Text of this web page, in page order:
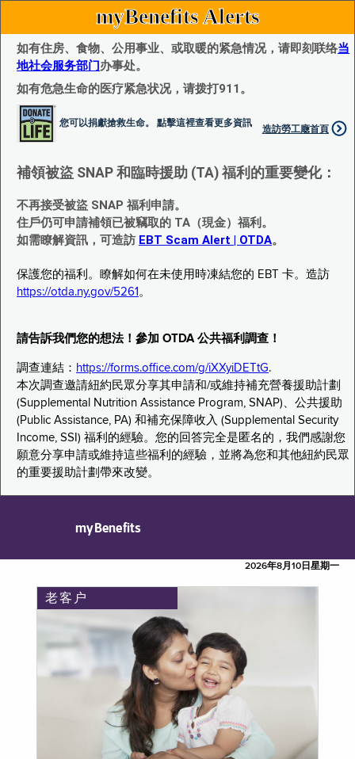
myBenefits Alerts
如有住房、食物、公用事业、或取暖的紧急情况，请即刻联络当
地社会服务部门办事处。
如有危急生命的医疗紧急状况，请拨打911。
您可以捐獻搶救生命。 點擊這裡查看更多資訊
造訪勞工廰首頁
補領被盜 SNAP 和臨時援助 (TA) 福利的重要變化：
不再接受被盜 SNAP 福利申請。
住戶仍可申請補領已被竊取的 TA（現金）福利。
如需瞭解資訊，可造訪 EBT Scam Alert | OTDA。
保護您的福利。瞭解如何在未使用時凍結您的 EBT 卡。造訪
https://otda.ny.gov/5261 。
請告訴我們您的想法！參加 OTDA 公共福利調查！
調查連結： https://forms.office.com/g/iXXyiDETtG.
本次調查邀請紐約民眾分享其申請和/或維持補充營養援助計劃
(Supplemental Nutrition Assistance Program, SNAP)、公共援助
(Public Assistance, PA) 和補充保障收入 (Supplemental Security
Income, SSI) 福利的經驗。您的回答完全是匿名的，我們感謝您
願意分享申請或維持這些福利的經驗，並將為您和其他紐約民眾
的重要援助計劃帶來改變。
myBenefits
2026年8月10日星期一
老客户